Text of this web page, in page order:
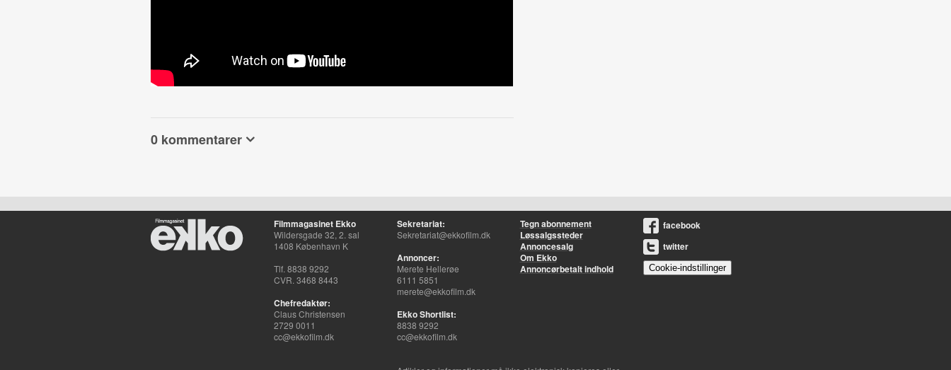
0 kommentarer
Filmmagasinet Ekko
Wildersgade 32, 2. sal
1408 København K
Tlf. 8838 9292
CVR. 3468 8443
Chefredaktør:
Claus Christensen
2729 0011
cc@ekkofilm.dk
Sekretariat:
Sekretariat@ekkofilm.dk
Annoncer:
Merete Hellerøe
6111 5851
merete@ekkofilm.dk
Ekko Shortlist:
8838 9292
cc@ekkofilm.dk
Tegn abonnement
Løssalgssteder
Annoncesalg
Om Ekko
Annoncørbetalt indhold
facebook
twitter
Cookie-indstillinger